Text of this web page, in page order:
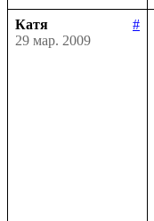
Катя
#
29 мар. 2009